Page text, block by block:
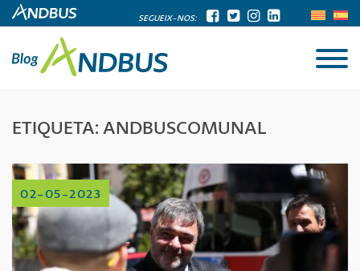
SEGUEIX-NOS:
ETIQUETA: ANDBUSCOMUNAL
02-05-2023